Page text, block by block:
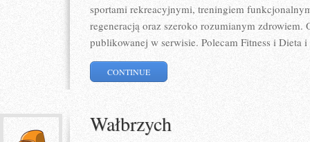
sportami rekreacyjnymi, treningiem
regeneracją oraz szeroko rozumianym zdrowiem.
publikowanej w serwisie. Polecam Fitness i Dieta
CONTINUE
Wałbrzych